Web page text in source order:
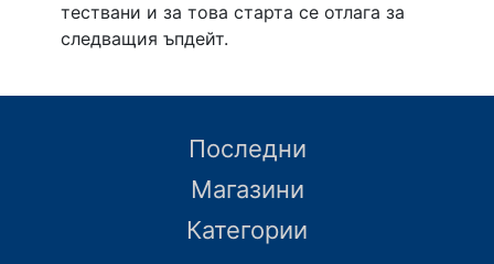
тествани и за това старта се отлага за
следващия ъпдейт.
Последни
Магазини
Категории